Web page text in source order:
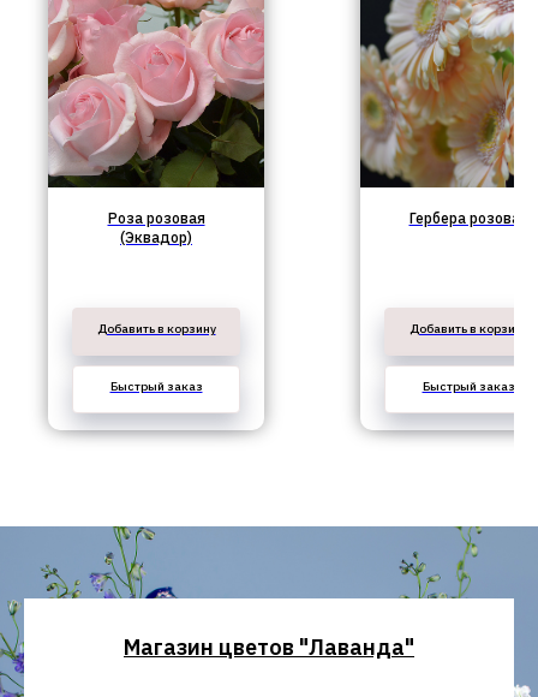
Роза розовая
(Эквадор)
Добавить в корзину
Быстрый заказ
Гербера розовая
Добавить в корзину
Быстрый заказ
Магазин цветов "Лаванда"